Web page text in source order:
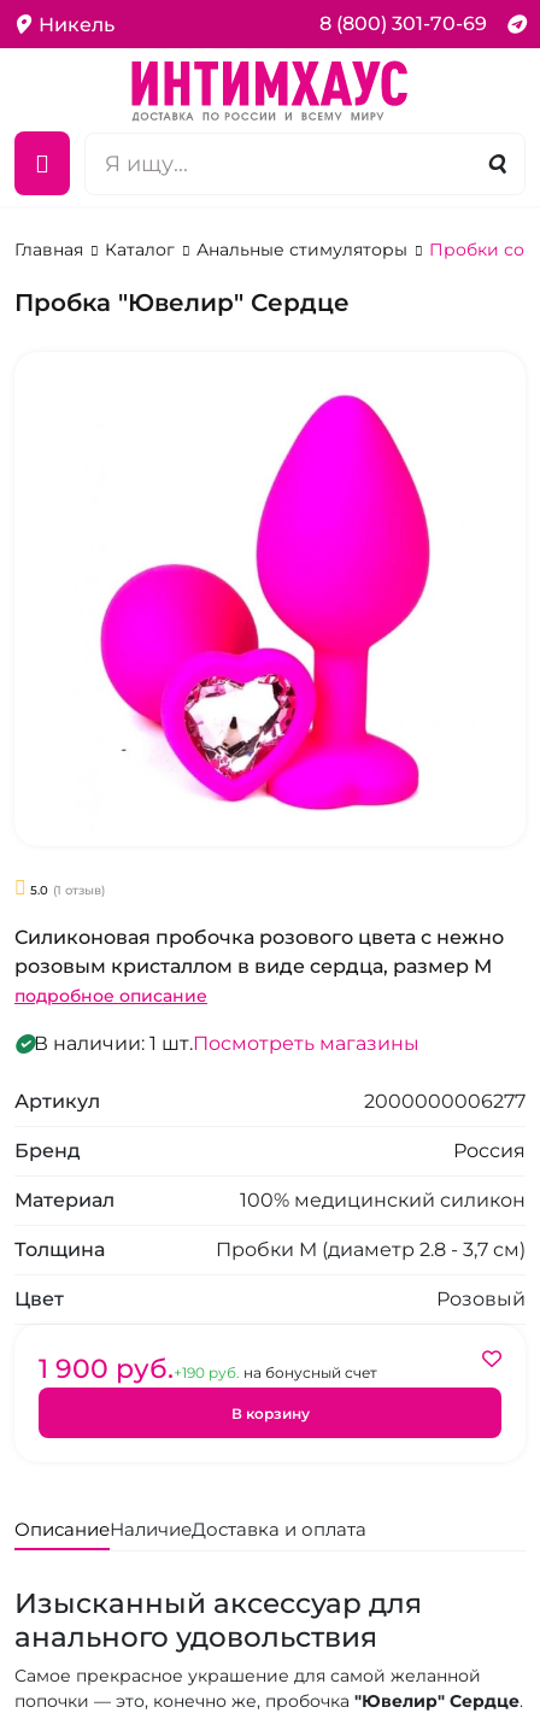
Никель 8 (800) 301-70-69
Главная Каталог Анальные стимуляторы Пробки со
Пробка "Ювелир" Сердце
5.0 (1 отзыв)
Силиконовая пробочка розового цвета с нежно
розовым кристаллом в виде сердца, размер М
подробное описание
В наличии: 1 шт.Посмотреть магазины
Артикул 2000000006277
Бренд Россия
Материал 100% медицинский силикон
Толщина Пробки M (диаметр 2.8 - 3,7 см)
Цвет Розовый
1 900 pуб.+190 pуб. на бонусный счет
В корзину
ОписаниеНаличиеДоставка и оплата
Изысканный аксессуар для
анального удовольствия
Самое прекрасное украшение для самой желанной
попочки — это, конечно же, пробочка "Ювелир" Сердце.